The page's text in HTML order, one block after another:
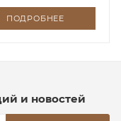
ПОДРОБНЕЕ
и новостей